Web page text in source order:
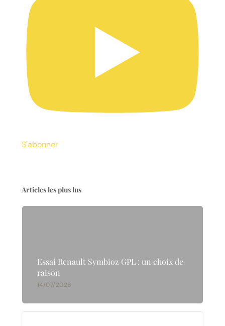
S'abonner
Articles les plus lus
Essai Renault Symbioz GPL : un choix de
raison
14/07/2026